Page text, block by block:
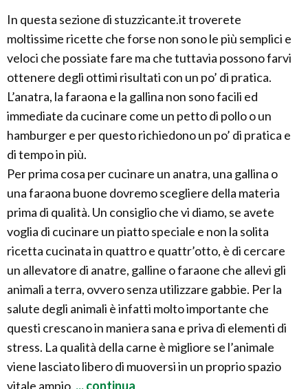
In questa sezione di stuzzicante.it troverete
moltissime ricette che forse non sono le più semplici e
veloci che possiate fare ma che tuttavia possono farvi
ottenere degli ottimi risultati con un po’ di pratica.
L’anatra, la faraona e la gallina non sono facili ed
immediate da cucinare come un petto di pollo o un
hamburger e per questo richiedono un po’ di pratica e
di tempo in più.
Per prima cosa per cucinare un anatra, una gallina o
una faraona buone dovremo scegliere della materia
prima di qualità. Un consiglio che vi diamo, se avete
voglia di cucinare un piatto speciale e non la solita
ricetta cucinata in quattro e quattr’otto, è di cercare
un allevatore di anatre, galline o faraone che allevi gli
animali a terra, ovvero senza utilizzare gabbie. Per la
salute degli animali è infatti molto importante che
questi crescano in maniera sana e priva di elementi di
stress. La qualità della carne è migliore se l’animale
viene lasciato libero di muoversi in un proprio spazio
vitale ampio, ... continua